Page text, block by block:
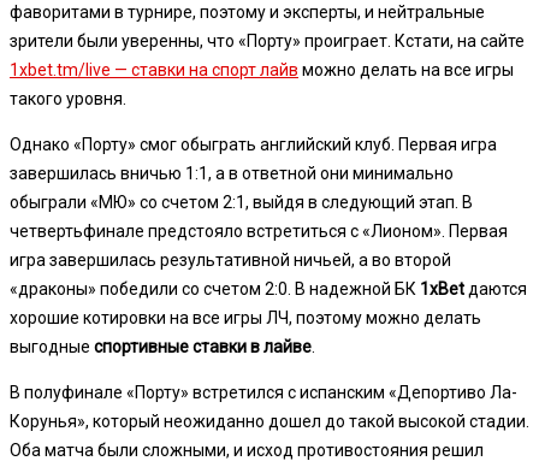
фаворитами в турнире, поэтому и эксперты, и нейтральные
зрители были уверенны, что «Порту» проиграет. Кстати, на сайте
1xbet.tm/live — ставки на спорт лайв можно делать на все игры
такого уровня.
Однако «Порту» смог обыграть английский клуб. Первая игра
завершилась вничью 1:1, а в ответной они минимально
обыграли «МЮ» со счетом 2:1, выйдя в следующий этап. В
четвертьфинале предстояло встретиться с «Лионом». Первая
игра завершилась результативной ничьей, а во второй
«драконы» победили со счетом 2:0. В надежной БК 1xBet даются
хорошие котировки на все игры ЛЧ, поэтому можно делать
выгодные спортивные ставки в лайве
В полуфинале «Порту» встретился с испанским «Депортиво Ла-
Корунья», который неожиданно дошел до такой высокой стадии.
Оба матча были сложными, и исход противостояния решил